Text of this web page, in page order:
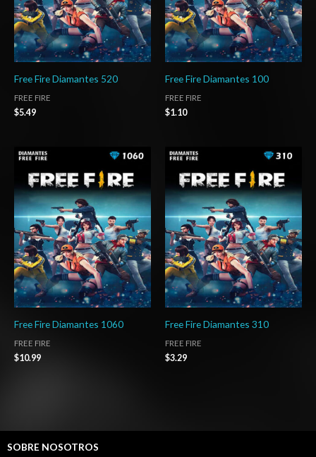
Free Fire Diamantes 520
FREE FIRE
$5.49
Free Fire Diamantes 100
FREE FIRE
$1.10
Free Fire Diamantes 1060
FREE FIRE
$10.99
Free Fire Diamantes 310
FREE FIRE
$3.29
SOBRE NOSOTROS